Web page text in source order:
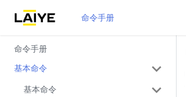
命令手册
命令手册
基本命令
基本命令